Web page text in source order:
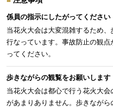
係員の指示にしたがってください
当花火大会は大変混雑するため
行なっています。事故防止の観
ってください。
歩きながらの観覧をお願いします
当花火大会は都心で行う花火大
があまりありません。歩きなが